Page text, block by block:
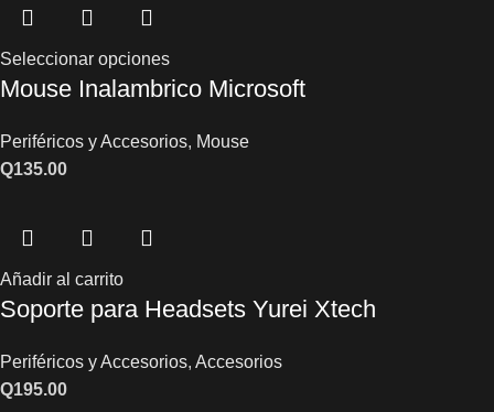
Seleccionar opciones
Mouse Inalambrico Microsoft
Periféricos y Accesorios, Mouse
Q135.00
Añadir al carrito
Soporte para Headsets Yurei Xtech
Periféricos y Accesorios, Accesorios
Q195.00